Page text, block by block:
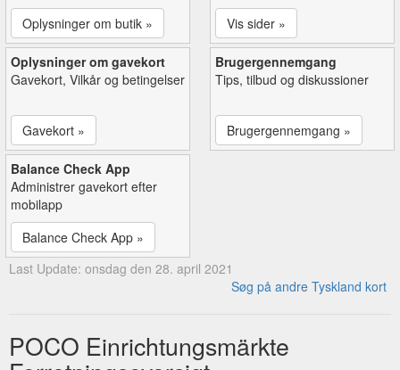
Oplysninger om butik »
Vis sider »
Oplysninger om gavekort
Gavekort, Vilkår og betingelser
Gavekort »
Brugergennemgang
Tips, tilbud og diskussioner
Brugergennemgang »
Balance Check App
Administrer gavekort efter
mobilapp
Balance Check App »
Last Update: onsdag den 28. april 2021
Søg på andre Tyskland kort
POCO Einrichtungsmärkte